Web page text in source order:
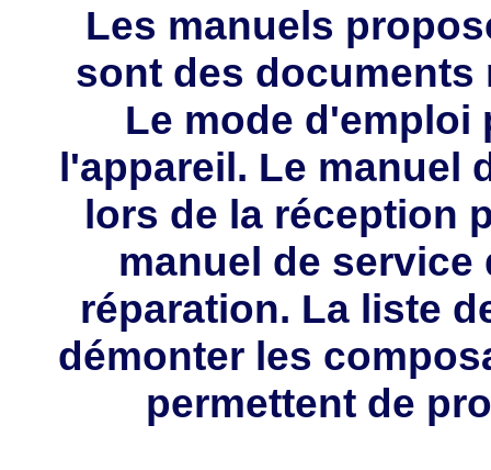
Les manuels
sont des documents
Le mode d'emploi
l'appareil. Le manuel
lors de la réception
manuel de
réparation. La liste
démonter les
permettent de